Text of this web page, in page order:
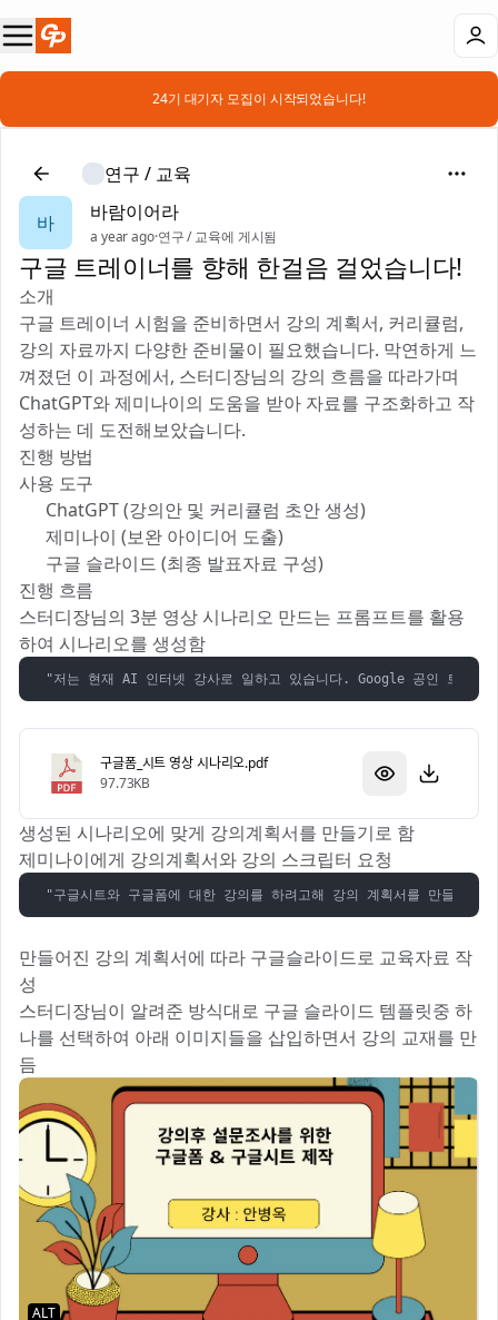
📣 24기 대기자 모집이 시작되었습니다!
연구 / 교육
바
바람이어라
a year ago·연구 / 교육에 게시됨
구글 트레이너를 향해 한걸음 걸었습니다!
소개
구글 트레이너 시험을 준비하면서 강의 계획서, 커리큘럼,
강의 자료까지 다양한 준비물이 필요했습니다. 막연하게 느
껴졌던 이 과정에서, 스터디장님의 강의 흐름을 따라가며
ChatGPT와 제미나이의 도움을 받아 자료를 구조화하고 작
성하는 데 도전해보았습니다.
진행 방법
사용 도구
💬 ChatGPT (강의안 및 커리큘럼 초안 생성)
🔮 제미나이 (보완 아이디어 도출)
🖼️ 구글 슬라이드 (최종 발표자료 구성)
진행 흐름
스터디장님의 3분 영상 시나리오 만드는 프롬프트를 활용
하여 시나리오를 생성함
"저는 현재 AI 인터넷 강사로 일하고 있습니다. Google 공인 트레이
구글폼_시트 영상 시나리오.pdf
97.73KB
생성된 시나리오에 맞게 강의계획서를 만들기로 함
제미나이에게 강의계획서와 강의 스크립터 요청
"구글시트와 구글폼에 대한 강의를 하려고해 강의 계획서를 만들어줘
만들어진 강의 계획서에 따라 구글슬라이드로 교육자료 작
성
스터디장님이 알려준 방식대로 구글 슬라이드 템플릿중 하
나를 선택하여 아래 이미지들을 삽입하면서 강의 교재를 만
듬
ALT